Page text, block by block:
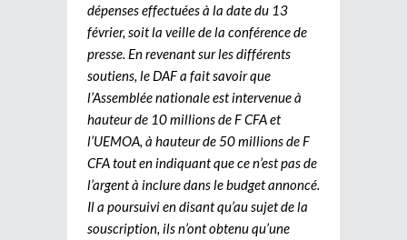
dépenses effectuées à la date du 13
février, soit la veille de la conférence de
presse. En revenant sur les différents
soutiens, le DAF a fait savoir que
l’Assemblée nationale est intervenue à
hauteur de 10 millions de F CFA et
l’UEMOA, à hauteur de 50 millions de F
CFA tout en indiquant que ce n’est pas de
l’argent à inclure dans le budget annoncé.
Il a poursuivi en disant qu’au sujet de la
souscription, ils n’ont obtenu qu’une